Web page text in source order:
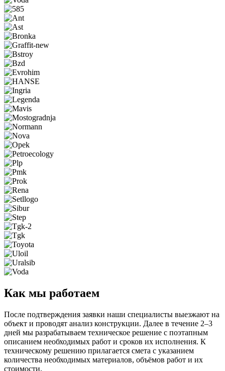
Как мы работаем
После подтверждения заявки наши специалисты выезжают на
объект и проводят анализ конструкции. Далее в течение 2–3
дней мы разрабатываем техническое решение с поэтапным
описанием необходимых работ и сроков их исполнения. К
техническому решению прилагается смета с указанием
количества необходимых материалов, объёмов работ и их
стоимости.